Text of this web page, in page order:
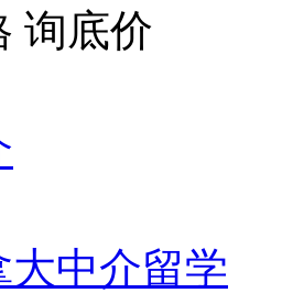
询底价
大中介留学